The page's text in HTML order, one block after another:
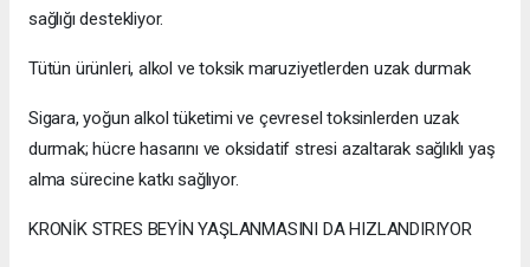
sağlığı destekliyor.
Tütün ürünleri, alkol ve toksik maruziyetlerden uzak durmak
Sigara, yoğun alkol tüketimi ve çevresel toksinlerden uzak
durmak; hücre hasarını ve oksidatif stresi azaltarak sağlıklı yaş
alma sürecine katkı sağlıyor.
KRONİK STRES BEYİN YAŞLANMASINI DA HIZLANDIRIYOR